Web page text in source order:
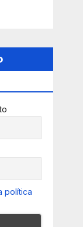
política